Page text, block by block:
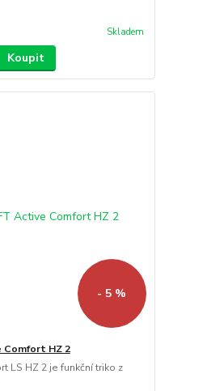
Skladem
Koupit
- 5 %
Comfort HZ 2
LS HZ 2 je funkční triko z